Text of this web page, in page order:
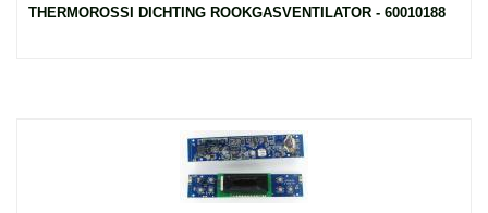
THERMOROSSI DICHTING ROOKGASVENTILATOR - 60010188